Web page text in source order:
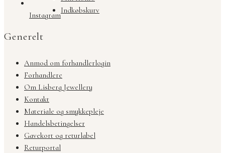
Instagram
Indkøbskurv
Generelt
Anmod om forhandlerlogin
Forhandlere
Om Lisberg Jewellery
Kontakt
Materiale og smykkepleje
Handelsbetingelser
Gavekort og returlabel
Returportal